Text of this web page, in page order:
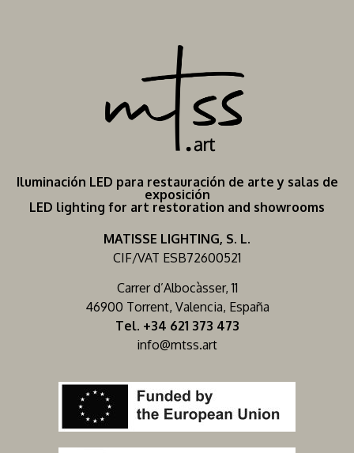
Iluminación LED para restauración de arte y salas de
exposición
LED lighting for art restoration and showrooms
MATISSE LIGHTING, S. L.
CIF/VAT ESB72600521
Carrer d’Albocàsser, 11
46900 Torrent, Valencia, España
Tel. +34 621 373 473
info@mtss.art